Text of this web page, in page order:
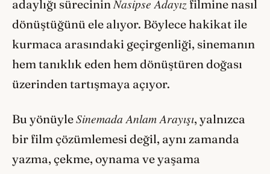
adaylığı sürecininNasipse Adayız filmine nasıl
dönüştüğünü ele alıyor. Böylece hakikat ile
kurmaca arasındaki geçirgenliği, sinemanın
hem tanıklık eden hem dönüştüren doğası
üzerinden tartışmaya açıyor.
Bu yönüyleSinemada Anlam Arayışı, yalnızca
bir film çözümlemesi değil, aynı zamanda
yazma, çekme, oynama ve yaşama